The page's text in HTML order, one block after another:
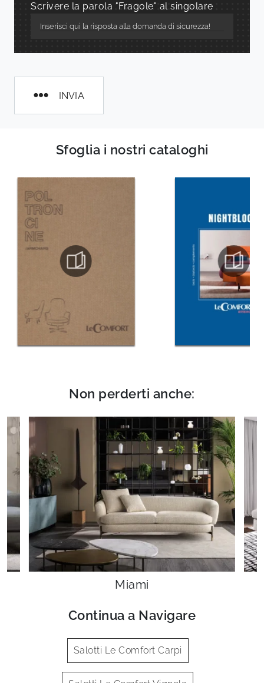
Sfoglia i nostri cataloghi
Scrivere la parola "Fragole" al singolare
INVIA
Non perderti anche:
Miami
Continua a Navigare
Salotti Le Comfort Carpi